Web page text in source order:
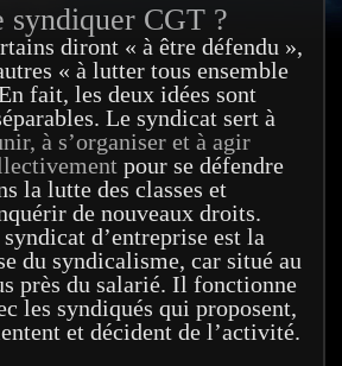
syndiquer CGT ?
diront « à être défendu »,
« à lutter tous ensemble
fait, les deux idées sont
Le syndicat sert à
à s’organiser et à agir
pour se défendre
la lutte des classes et
de nouveaux droits.
d’entreprise est la
du syndicalisme, car situé au
près du salarié. Il fonctionne
les syndiqués qui proposent,
et décident de l’activité.